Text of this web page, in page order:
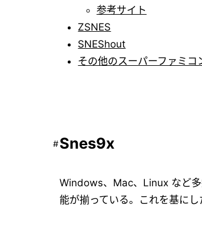
参考サイト
ZSNES
SNEShout
その他のスーパーファミコ
Snes9x
Windows、Mac、Linux など多
能が揃っている。これを基にし